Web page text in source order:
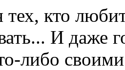
тех, кто
И даже
либо